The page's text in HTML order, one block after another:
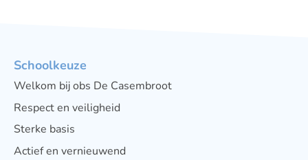
Schoolkeuze
Welkom bij obs De Casembroot
Respect en veiligheid
Sterke basis
Actief en vernieuwend